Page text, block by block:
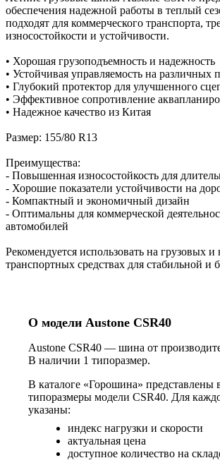
обеспечения надежной работы в теплый
подходят для коммерческого транспорта,
износостойкости и устойчивости.
• Хорошая грузоподъемность и надежность
• Устойчивая управляемость на различных
• Глубокий протектор для улучшенного
• Эффективное сопротивление
• Надежное качество из Китая
Размер: 155/80 R13
Преимущества:
- Повышенная износостойкость для
- Хорошие показатели устойчивости на
- Компактный и экономичный дизайн
- Оптимальны для коммерческой
автомобилей
Рекомендуется использовать на грузовых
транспортных средствах для стабильной и
О модели Austone CSR40
Austone CSR40 — шина от
В наличии 1 типоразмер.
В каталоге «Горошина» представлены
типоразмеры модели CSR40. Для
указаны:
индекс нагрузки и скорости
актуальная цена
доступное количество на